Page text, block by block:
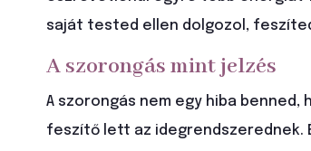
saját tested ellen dolgozol,
A szorongás mint jelzés
A szorongás nem egy hiba benned,
feszítő lett az idegrendszerednek.